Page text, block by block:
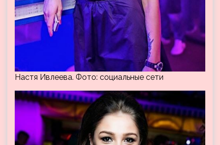
Настя Ивлеева. Фото: социальные сети